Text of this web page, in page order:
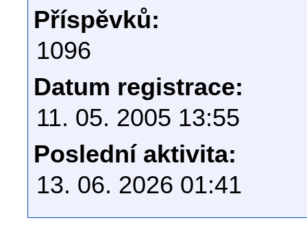
Příspěvků:
1096
Datum registrace:
11. 05. 2005 13:55
Poslední aktivita:
13. 06. 2026 01:41